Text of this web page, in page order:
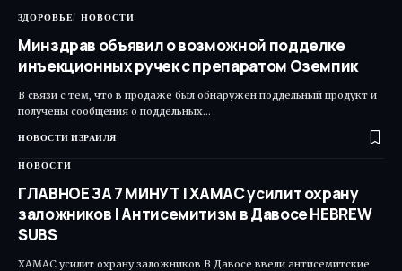
ЗДОРОВЬЕ НОВОСТИ
Минздрав объявил о возможной подделке
инъекционных ручек с препаратом Оземпик
В связи с тем, что в продаже был обнаружен поддельный продукт и
получены сообщения о поддельных…
НОВОСТИ ИЗРАИЛЯ
НОВОСТИ
ГЛАВНОЕ ЗА 7 МИНУТ | ХАМАС усилит охрану
заложников | Антисемитизм в Давосе HEBREW
SUBS
ХАМАС усилит охрану заложников В Давосе ввели антисемитские